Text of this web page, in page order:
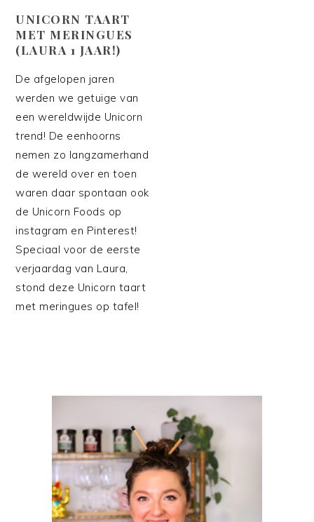
UNICORN TAART
MET MERINGUES
(LAURA 1 JAAR!)
De afgelopen jaren
werden we getuige van
een wereldwijde Unicorn
trend! De eenhoorns
nemen zo langzamerhand
de wereld over en toen
waren daar spontaan ook
de Unicorn Foods op
instagram en Pinterest!
Speciaal voor de eerste
verjaardag van Laura,
stond deze Unicorn taart
met meringues op tafel!